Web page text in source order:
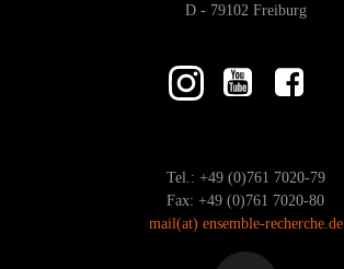
D - 79102 Freiburg
Tel.: +49 (0)761 7020-79
Fax: +49 (0)761 7020-80
mail(at) ensemble-recherche.de